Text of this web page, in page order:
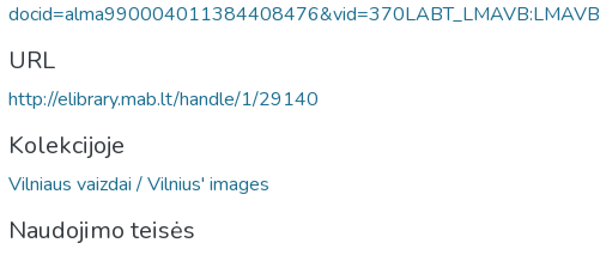
docid=alma990004011384408476&vid=370LABT_LMAVB:LMAVB
URL
http://elibrary.mab.lt/handle/1/29140
Kolekcijoje
Vilniaus vaizdai / Vilnius' images
Naudojimo teisės